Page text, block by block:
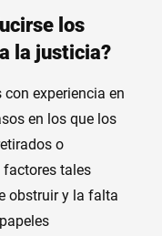
los
la justicia?
experiencia en
en los que los
o
factores tales
obstruir y la falta